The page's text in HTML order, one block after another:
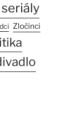
Zločinci